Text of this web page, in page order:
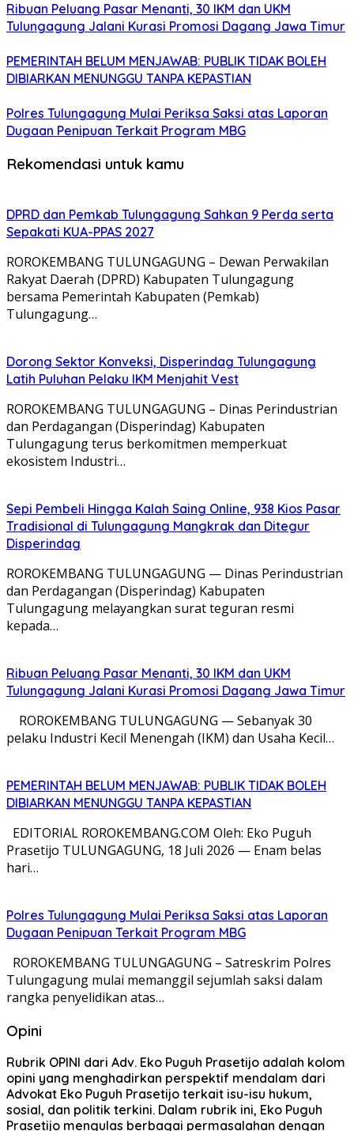
Ribuan Peluang Pasar Menanti, 30 IKM dan UKM
Tulungagung Jalani Kurasi Promosi Dagang Jawa Timur
PEMERINTAH BELUM MENJAWAB: PUBLIK TIDAK BOLEH
DIBIARKAN MENUNGGU TANPA KEPASTIAN
Polres Tulungagung Mulai Periksa Saksi atas Laporan
Dugaan Penipuan Terkait Program MBG
Rekomendasi untuk kamu
DPRD dan Pemkab Tulungagung Sahkan 9 Perda serta
Sepakati KUA-PPAS 2027
ROROKEMBANG TULUNGAGUNG – Dewan Perwakilan
Rakyat Daerah (DPRD) Kabupaten Tulungagung
bersama Pemerintah Kabupaten (Pemkab)
Tulungagung…
Dorong Sektor Konveksi, Disperindag Tulungagung
Latih Puluhan Pelaku IKM Menjahit Vest
​ROROKEMBANG TULUNGAGUNG – Dinas Perindustrian
dan Perdagangan (Disperindag) Kabupaten
Tulungagung terus berkomitmen memperkuat
ekosistem Industri…
Sepi Pembeli Hingga Kalah Saing Online, 938 Kios Pasar
Tradisional di Tulungagung Mangkrak dan Ditegur
Disperindag
ROROKEMBANG TULUNGAGUNG — Dinas Perindustrian
dan Perdagangan (Disperindag) Kabupaten
Tulungagung melayangkan surat teguran resmi
kepada…
Ribuan Peluang Pasar Menanti, 30 IKM dan UKM
Tulungagung Jalani Kurasi Promosi Dagang Jawa Timur
​ ROROKEMBANG TULUNGAGUNG — Sebanyak 30
pelaku Industri Kecil Menengah (IKM) dan Usaha Kecil…
PEMERINTAH BELUM MENJAWAB: PUBLIK TIDAK BOLEH
DIBIARKAN MENUNGGU TANPA KEPASTIAN
EDITORIAL ROROKEMBANG.COM Oleh: Eko Puguh
Prasetijo TULUNGAGUNG, 18 Juli 2026 — Enam belas
hari…
Polres Tulungagung Mulai Periksa Saksi atas Laporan
Dugaan Penipuan Terkait Program MBG
ROROKEMBANG TULUNGAGUNG – Satreskrim Polres
Tulungagung mulai memanggil sejumlah saksi dalam
rangka penyelidikan atas…
Opini
Rubrik OPINI dari Adv. Eko Puguh Prasetijo adalah kolom
opini yang menghadirkan perspektif mendalam dari
Advokat Eko Puguh Prasetijo terkait isu-isu hukum,
sosial, dan politik terkini. Dalam rubrik ini, Eko Puguh
Prasetijo mengulas berbagai permasalahan dengan